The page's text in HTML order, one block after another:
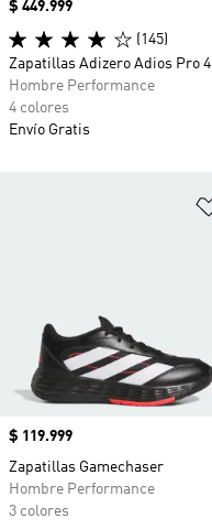
Precio
$ 119.999
Zapatillas Gamechaser
Hombre Performance
3 colores
Precio
$ 449.999
(145)
Zapatillas Adizero Adios Pro 4
Hombre Performance
4 colores
Envío Gratis